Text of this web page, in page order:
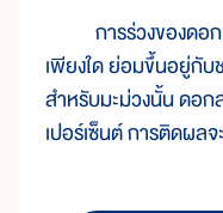
การร่วงของดอก
เพียงใด ย่อมขึ้นอยู่กั
สำหรับมะม่วงนั้น ดอ
เปอร์เซ็นต์ การติดผลจ